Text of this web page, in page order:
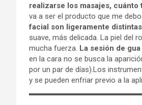
realizarse los masajes,
va a ser el producto que me
facial son ligeramente
suave, más delicada. La piel del
mucha fuerza. La sesión de
en la cara no se busca la
por un par de días).Los
y se pueden enfriar previo a la